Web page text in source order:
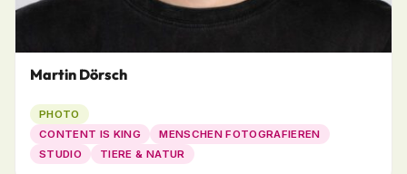
Martin Dörsch
PHOTO
CONTENT IS KING
MENSCHEN FOTOGRAFIEREN
STUDIO
TIERE & NATUR